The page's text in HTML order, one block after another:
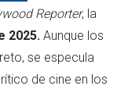
Reporter, la
2025. Aunque los
se especula
de cine en los